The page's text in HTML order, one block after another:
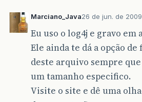
Marciano_Java26 de jun. de 2009
Eu uso o log4j e gravo em
Ele ainda te dá a opção
deste arquivo sempre
um tamanho especifico.
Visite o site e dê uma